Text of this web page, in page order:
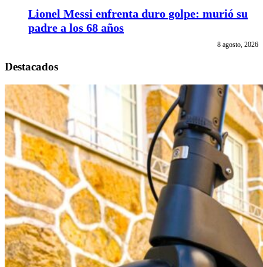
Lionel Messi enfrenta duro golpe: murió su
padre a los 68 años
8 agosto, 2026
Destacados